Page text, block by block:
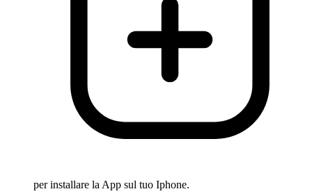
per installare la App sul tuo Iphone.